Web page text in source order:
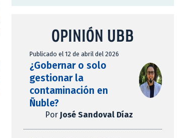
OPINIÓN UBB
Publicado el 12 de abril del 2026
¿Gobernar o solo
gestionar la
contaminación en
Ñuble?
Por José Sandoval Díaz